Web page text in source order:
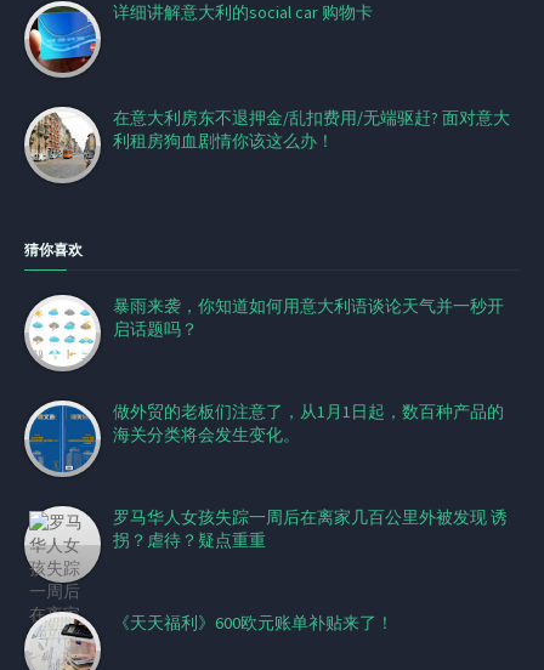
详细讲解意大利的social car 购物卡
在意大利房东不退押金/乱扣费用/无端驱赶? 面对意大
利租房狗血剧情你该这么办！
猜你喜欢
暴雨来袭，你知道如何用意大利语谈论天气并一秒开
启话题吗？
做外贸的老板们注意了，从1月1日起，数百种产品的
海关分类将会发生变化。
罗马华人女孩失踪一周后在离家几百公里外被发现 诱
拐？虐待？疑点重重
《天天福利》600欧元账单补贴来了！